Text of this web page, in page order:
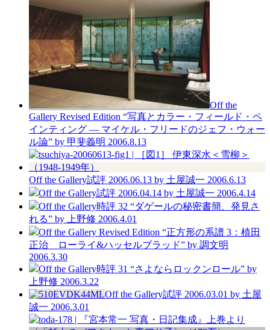
Off the
Gallery Revised Edition “写真とカラー・フィールド・ペ
インティング — マイケル・フリードのジェフ・ウォー
ル論” by 甲斐義明 2006.8.13
Off the Gallery試評 2006.06.13 by 土屋誠一 2006.6.13
Off the Gallery試評 2006.04.14 by 土屋誠一 2006.4.14
Off the Gallery時評 32 “ダゲールの秘密書簡、発見さ
れる” by 上野修 2006.4.01
Off the Gallery Revised Edition “正方形の系譜 3：植田
正治 ローライ&ハッセルブラッド” by 調文明
2006.3.30
Off the Gallery時評 31 “さよならロックンロール” by
上野修 2006.3.22
Off the Gallery試評 2006.03.01 by 土屋
誠一 2006.3.01